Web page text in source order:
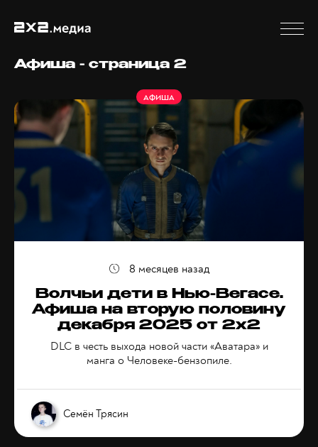
Афиша - страница 2
Волчьи дети в Нью-Вегасе.
Афиша на вторую половину
декабря 2025 от 2x2
DLC в честь выхода новой части «Аватара» и
манга о Человеке-бензопиле.
АФИША
Семён Трясин
8 месяцев назад